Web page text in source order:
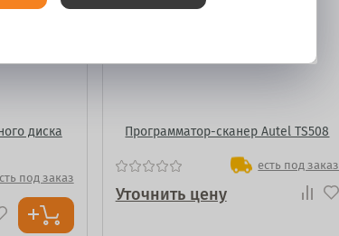
диска
под заказ
Программатор-сканер Autel TS508
есть под заказ
Уточнить цену